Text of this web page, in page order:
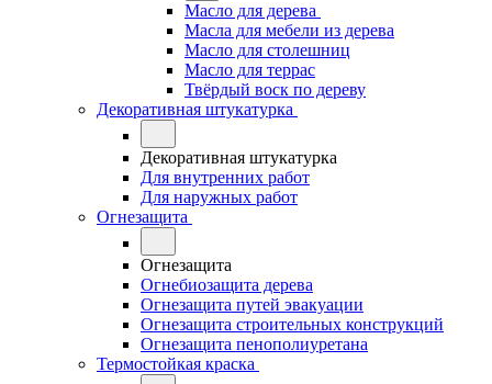
Масло для дерева
Масла для мебели из дерева
Масло для столешниц
Масло для террас
Твёрдый воск по дереву
Декоративная штукатурка
Декоративная штукатурка
Для внутренних работ
Для наружных работ
Огнезащита
Огнезащита
Огнебиозащита дерева
Огнезащита путей эвакуации
Огнезащита строительных конструкций
Огнезащита пенополиуретана
Термостойкая краска